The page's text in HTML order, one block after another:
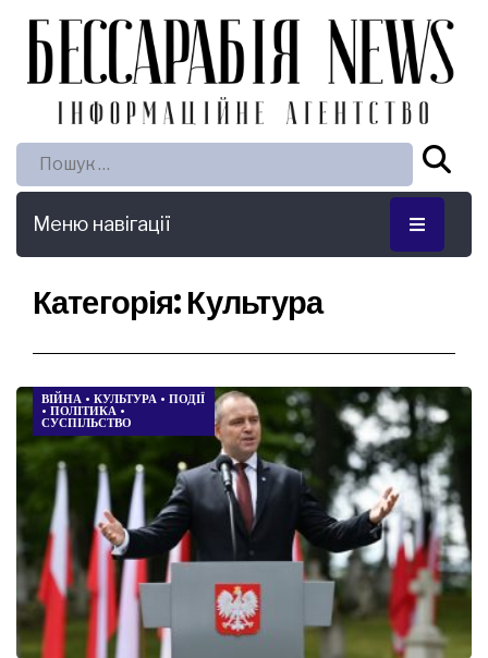
Пошук:
Меню навігації
Категорія:Культура
ВІЙНА • КУЛЬТУРА • ПОДІЇ
• ПОЛІТИКА •
СУСПІЛЬСТВО